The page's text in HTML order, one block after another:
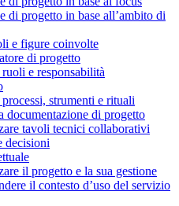
di progetto in base all’ambito di
e figure coinvolte
di progetto
e responsabilità
strumenti e rituali
documentazione di progetto
tavoli tecnici collaborativi
decisioni
il progetto e la sua gestione
il contesto d’uso del servizio